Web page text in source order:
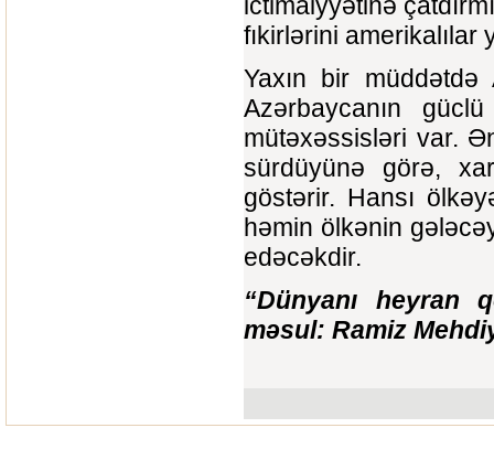
fıkirlərini
Yaxın bir müddətdə
Azərbaycanın
mütəxəssisləri var.
sürdüyünə görə,
göstərir. Hansı
həmin ölkənin
edəcəkdir.
“Dünyanı heyran
məsul: Ramiz